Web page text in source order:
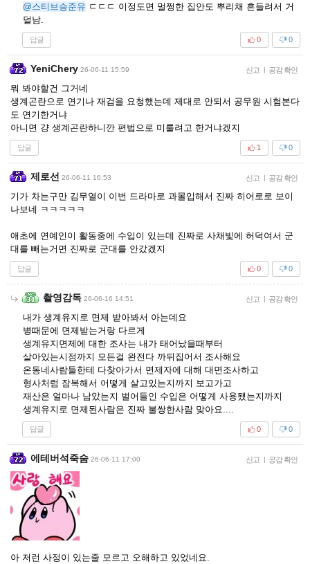
@스티브승준유 ㄷㄷㄷ 이정도면 멀쩡한 집안도 뿌리채 흔들려서 거
덜남.
답글 0
0
YeniChery 26-06-11 15:59 신고 | 공감 확인
뭐 봐야할건 그거네
생계곤란으로 연기나 재검을 요청했는데 제대로 안되서 공무원 시험본다
도 연기한거냐
아니면 걍 생계곤란하니깐 편법으로 미룰려고 한거냐겠지
답글 0
1
제로선 26-06-11 16:53 신고 | 공감 확인
기가 차는구만 김무열이 이번 드라마로 과몰입해서 진짜 히어로로 보이
나보네 ㅋㅋㅋㅋㅋ
애초에 연예인이 활동중에 수입이 있는데 진짜로 사채빛에 허덕여서 군
대를 빼는거면 진짜로 군대를 안갔겠지
답글 0
0
촬영감독 26-06-16 14:51 신고 | 공감 확인
내가 생계유지로 면제 받아봐서 아는데요
병때문에 면제받는거랑 다르게
생계유지면제에 대한 조사는 내가 태어났을때부터
살아있는시점까지 모든걸 완전다 까뒤집어서 조사해요
온동네사람들한테 다찾아가서 면제자에 대해 대면조사하고
형사처럼 잠복해서 어떻게 살고있는지까지 보고가고
재산은 얼마나 남았는지 벌어들인 수입은 어떻게 사용됐는지까지
생계유지로 면제된사람은 진짜 불쌍한사람 맞아요....
답글 0
0
에테버석죽숨 26-06-11 17:00 신고 | 공감 확인
아 저런 사정이 있는줄 모르고 오해하고 있었네요.